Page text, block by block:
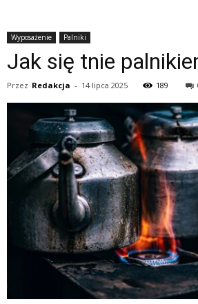
Wyposażenie Palniki
Jak się tnie
Przez Redakcja - 14 lipca 2025 189